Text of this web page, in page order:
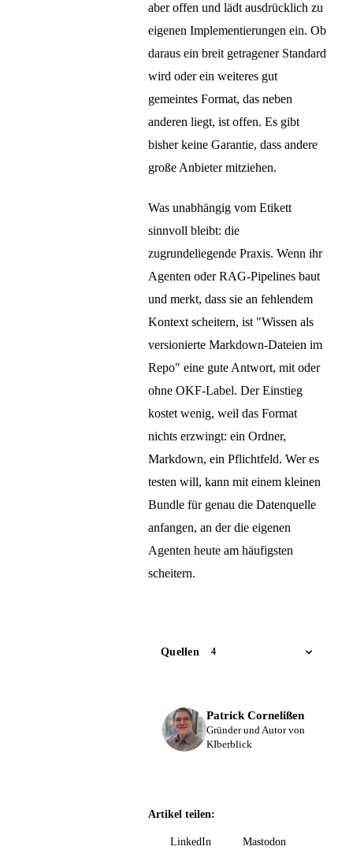
aber offen und lädt ausdrücklich zu
eigenen Implementierungen ein. Ob
daraus ein breit getragener Standard
wird oder ein weiteres gut
gemeintes Format, das neben
anderen liegt, ist offen. Es gibt
bisher keine Garantie, dass andere
große Anbieter mitziehen.
Was unabhängig vom Etikett
sinnvoll bleibt: die
zugrundeliegende Praxis. Wenn ihr
Agenten oder RAG-Pipelines baut
und merkt, dass sie an fehlendem
Kontext scheitern, ist "Wissen als
versionierte Markdown-Dateien im
Repo" eine gute Antwort, mit oder
ohne OKF-Label. Der Einstieg
kostet wenig, weil das Format
nichts erzwingt: ein Ordner,
Markdown, ein Pflichtfeld. Wer es
testen will, kann mit einem kleinen
Bundle für genau die Datenquelle
anfangen, an der die eigenen
Agenten heute am häufigsten
scheitern.
Quellen 4
Patrick Cornelißen
Gründer und Autor von
KIberblick
Artikel teilen:
LinkedIn
Mastodon